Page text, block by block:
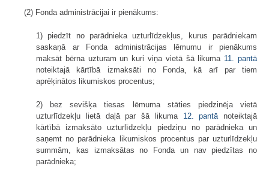
(2) Fonda administrācijai ir pienākums:
1) piedzīt no parādnieka uzturlīdzekļus, kurus parādniekam
saskaņā ar Fonda administrācijas lēmumu ir pienākums
maksāt bērna uzturam un kuri viņa vietā šā likuma 11. pantā
noteiktajā kārtībā izmaksāti no Fonda, kā arī par tiem
aprēķinātos likumiskos procentus;
2) bez sevišķa tiesas lēmuma stāties piedzinēja vietā
uzturlīdzekļu lietā daļā par šā likuma 12. pantānoteiktajā
kārtībā izmaksāto uzturlīdzekļu piedziņu no parādnieka un
saņemt no parādnieka likumiskos procentus par uzturlīdzekļu
summām, kas izmaksātas no Fonda un nav piedzītas no
parādnieka;